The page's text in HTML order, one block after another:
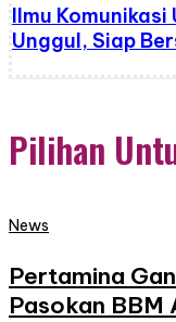
Ilmu
Unggul, Siap
Pilihan
News
Pertamina
Pasokan